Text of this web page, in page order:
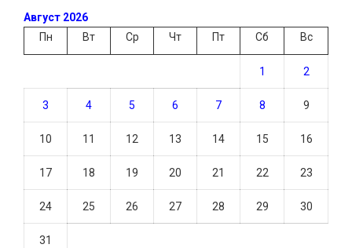
Август 2026
Пн
Вт Ср Чт Пт Сб Вс
1 2
3 4 5 6 7 8 9
10 11 12 13 14 15 16
17 18 19 20 21 22 23
24 25 26 27 28 29 30
31